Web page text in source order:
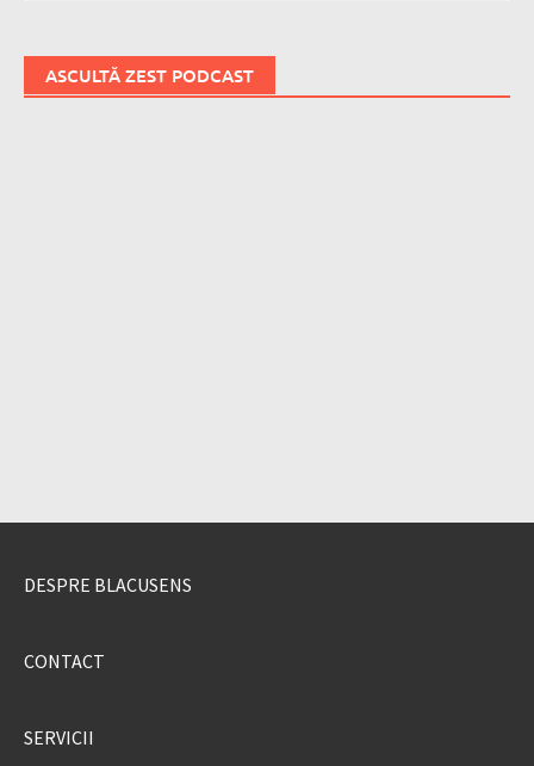
ASCULTĂ ZEST PODCAST
DESPRE BLACUSENS
CONTACT
SERVICII